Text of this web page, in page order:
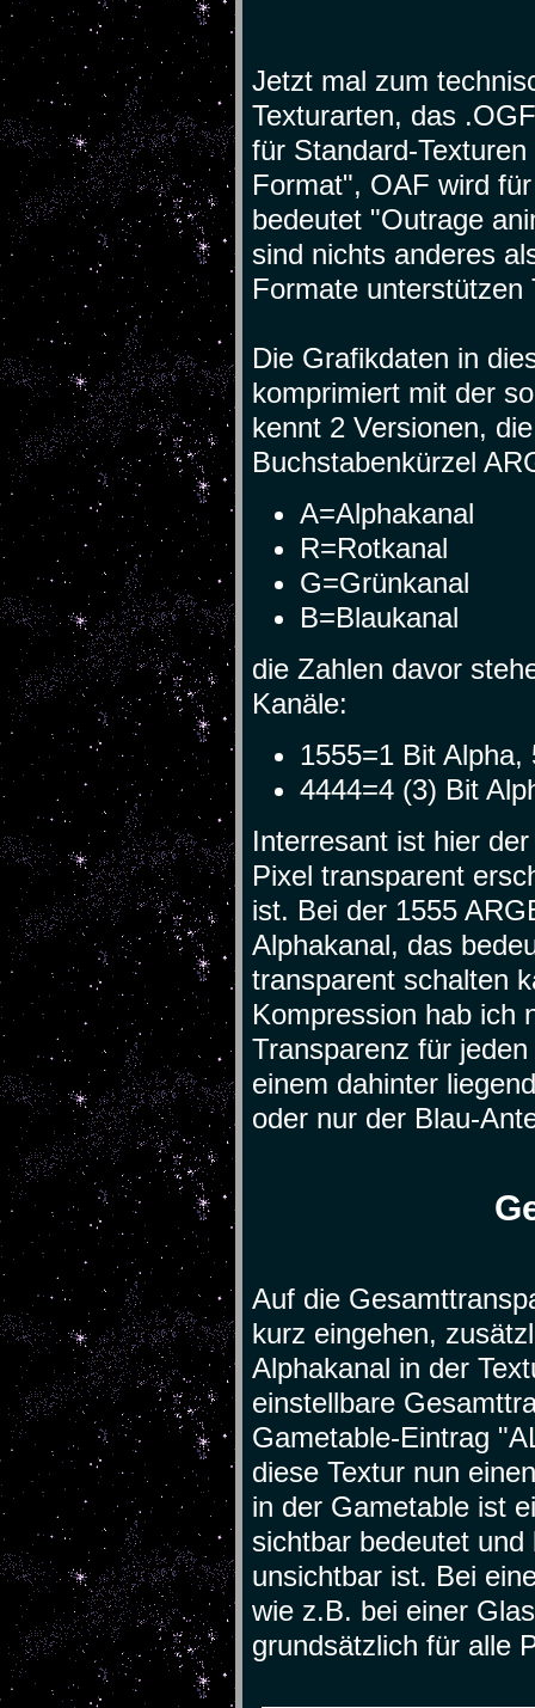
Jetzt mal zum
Texturarten, das
für Standard-
Format", OAF wird
bedeutet "Outrage
sind nichts anderes
Formate unterstützen
Die Grafikdaten in
komprimiert mit der
kennt 2 Versionen,
Buchstabenkürzel
A=Alphakanal
R=Rotkanal
G=Grünkanal
B=Blaukanal
die Zahlen davor
Kanäle:
1555=1 Bit
4444=4 (3) Bit
Interresant ist hier
Pixel transparent
ist. Bei der 1555
Alphakanal, das
transparent schalten
Kompression hab ich
Transparenz für
einem dahinter
oder nur der Blau-
Auf die
kurz eingehen,
Alphakanal in der
einstellbare
Gametable-Eintrag
diese Textur nun
in der Gametable ist
sichtbar bedeutet
unsichtbar ist. Bei
wie z.B. bei einer
grundsätzlich für alle